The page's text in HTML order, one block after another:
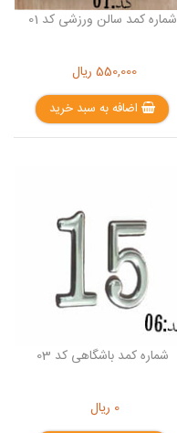
شماره کمد سالن ورزشی کد 01
550,000 ریال
اضافه به سبد خرید
شماره کمد باشگاهی کد 03
0 ریال